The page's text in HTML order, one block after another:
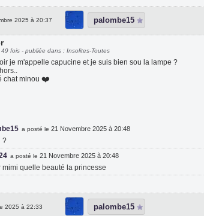
2025 à 20:37 palombe15
fois - publiée dans : Insolites-Toutes
je m'appelle capucine et je suis bien sou la lampe ?
chat minou ❤️
a posté le 21 Novembre 2025 à 20:48
?
a posté le 21 Novembre 2025 à 20:48
mimi quelle beauté la princesse
2025 à 22:33 palombe15